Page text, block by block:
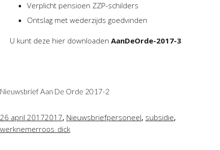
Verplicht pensioen ZZP-schilders
Ontslag met wederzijds goedvinden
U kunt deze hier downloaden AanDeOrde-2017-3
Nieuwsbrief Aan De Orde 2017-2
26 april 20172017, Nieuwsbriefpersoneel, subsidie,
werknemerroos_dick